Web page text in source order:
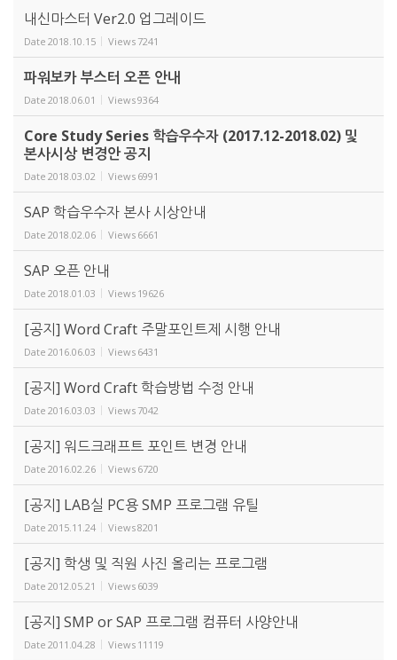
내신마스터 Ver2.0 업그레이드
Date 2018.10.15 Views 7241
파워보카 부스터 오픈 안내
Date 2018.06.01 Views9364
Core Study Series 학습우수자 (2017.12-2018.02) 및
본사시상 변경안 공지
Date 2018.03.02 Views 6991
SAP 학습우수자 본사 시상안내
Date 2018.02.06 Views 6661
SAP 오픈 안내
Date 2018.01.03 Views 19626
[공지] Word Craft 주말포인트제 시행 안내
Date 2016.06.03 Views 6431
[공지] Word Craft 학습방법 수정 안내
Date 2016.03.03 Views 7042
[공지] 워드크래프트 포인트 변경 안내
Date 2016.02.26 Views 6720
[공지] LAB실 PC용 SMP 프로그램 유틸
Date 2015.11.24 Views8201
[공지] 학생 및 직원 사진 올리는 프로그램
Date 2012.05.21 Views 6039
[공지] SMP or SAP 프로그램 컴퓨터 사양안내
Date 2011.04.28 Views 11119